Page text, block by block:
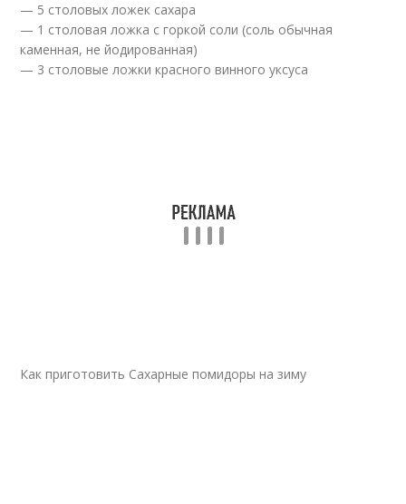
— 5 столовых ложек сахара
— 1 столовая ложка с горкой соли (соль обычная
каменная, не йодированная)
— 3 столовые ложки красного винного уксуса
Как приготовить Сахарные помидоры на зиму